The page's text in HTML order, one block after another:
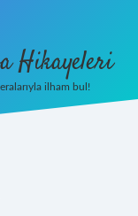
Hikayeleri
ilham bul!